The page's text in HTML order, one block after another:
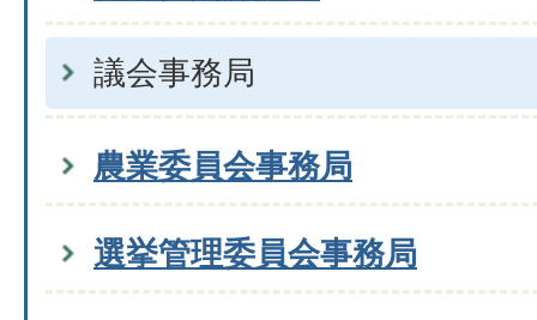
議会事務局
農業委員会事務局
選挙管理委員会事務局